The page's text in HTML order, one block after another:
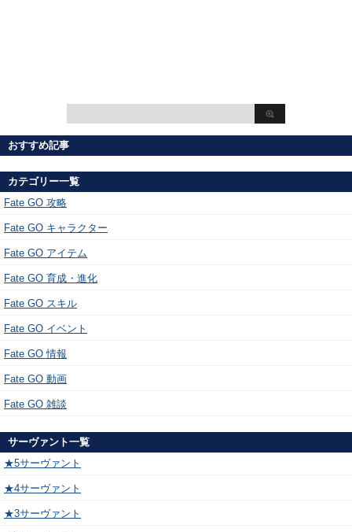
おすすめ記事
カテゴリー一覧
Fate GO 攻略
Fate GO キャラクター
Fate GO アイテム
Fate GO 育成・進化
Fate GO スキル
Fate GO イベント
Fate GO 情報
Fate GO 動画
Fate GO 雑談
サーヴァント一覧
★5サーヴァント
★4サーヴァント
★3サーヴァント